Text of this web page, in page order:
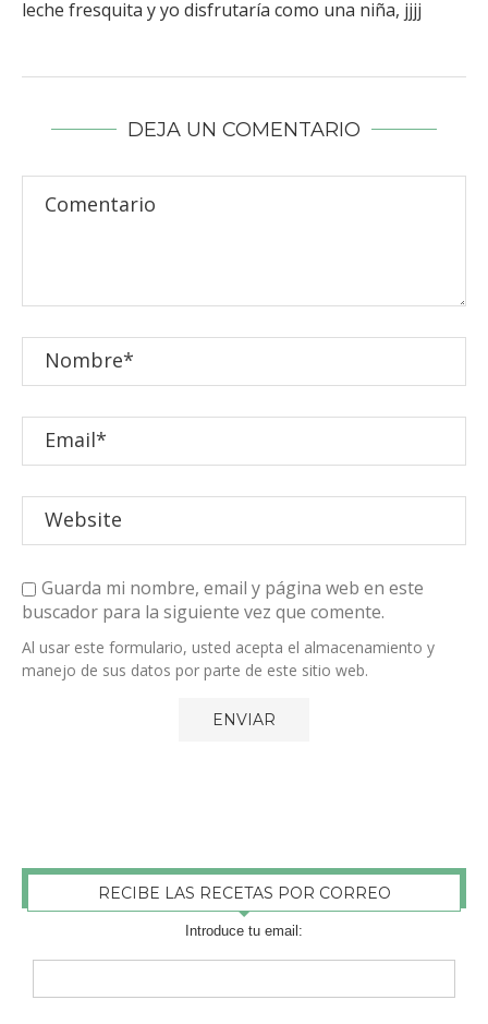
leche fresquita y yo disfrutaría como una niña, jjjj
DEJA UN COMENTARIO
Guarda mi nombre, email y página web en este
buscador para la siguiente vez que comente.
Al usar este formulario, usted acepta el almacenamiento y
manejo de sus datos por parte de este sitio web.
RECIBE LAS RECETAS POR CORREO
Introduce tu email: